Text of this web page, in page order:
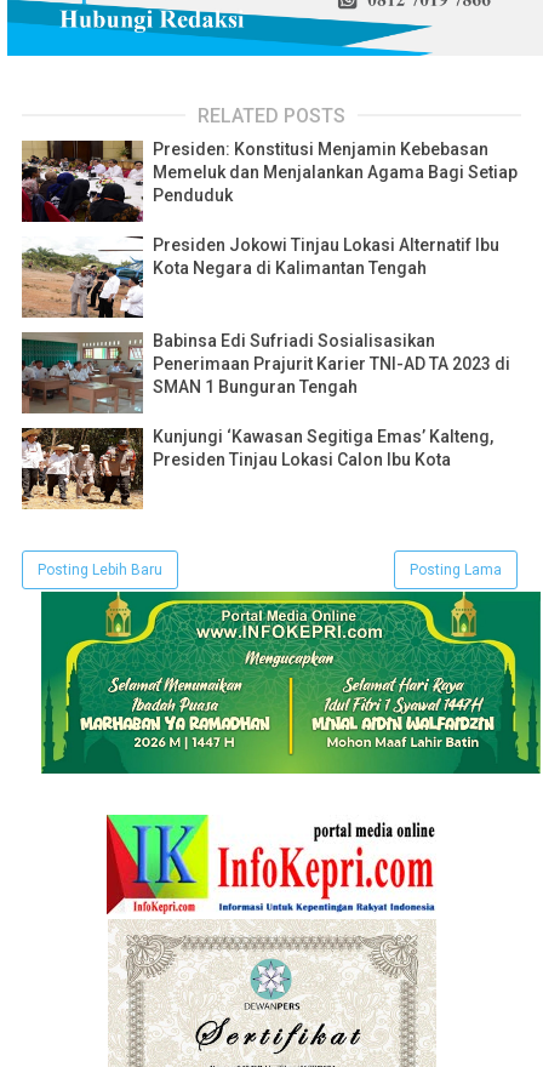
RELATED POSTS
Presiden: Konstitusi Menjamin Kebebasan
Memeluk dan Menjalankan Agama Bagi Setiap
Penduduk
Presiden Jokowi Tinjau Lokasi Alternatif Ibu
Kota Negara di Kalimantan Tengah
Babinsa Edi Sufriadi Sosialisasikan
Penerimaan Prajurit Karier TNI-AD TA 2023 di
SMAN 1 Bunguran Tengah
Kunjungi ‘Kawasan Segitiga Emas’ Kalteng,
Presiden Tinjau Lokasi Calon Ibu Kota
Posting Lebih Baru Posting Lama